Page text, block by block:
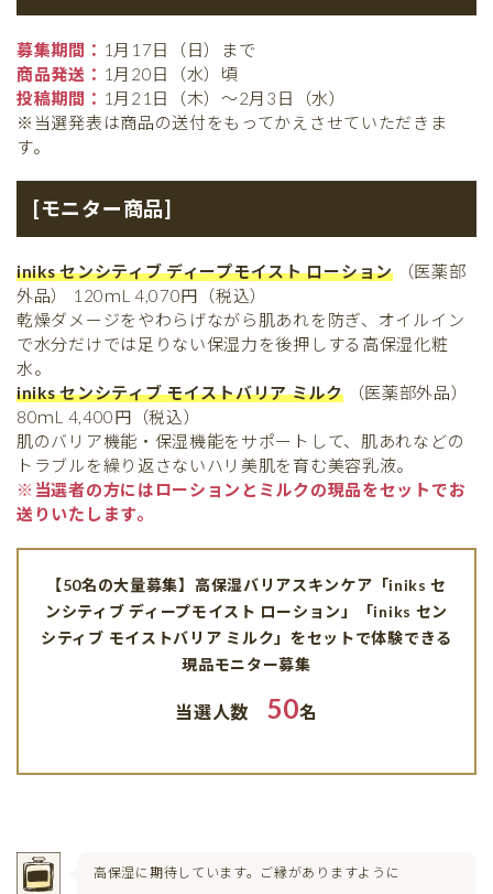
募集期間： 1月17日（日）まで
商品発送： 1月20日（水）頃
投稿期間： 1月21日（木）〜2月3日（水）
※当選発表は商品の送付をもってかえさせていただきま
す。
[モニター商品]
iniks センシティブ ディープモイスト ローション（医薬部
外品） 120ｍL 4,070円（税込）
乾燥ダメージをやわらげながら肌あれを防ぎ、オイルイン
で水分だけでは足りない保湿力を後押しする高保湿化粧
水。
iniks センシティブ モイストバリア ミルク（医薬部外品）
80ｍL 4,400円（税込）
肌のバリア機能・保湿機能をサポートして、肌あれなどの
トラブルを繰り返さないハリ美肌を育む美容乳液。
※当選者の方にはローションとミルクの現品をセットでお
送りいたします。
【50名の大量募集】高保湿バリアスキンケア「iniks セ
ンシティブ ディープモイスト ローション」「iniks セン
シティブ モイストバリア ミルク」をセットで体験できる
現品モニター募集
当選人数 50名
高保湿に期待しています。ご縁がありますように